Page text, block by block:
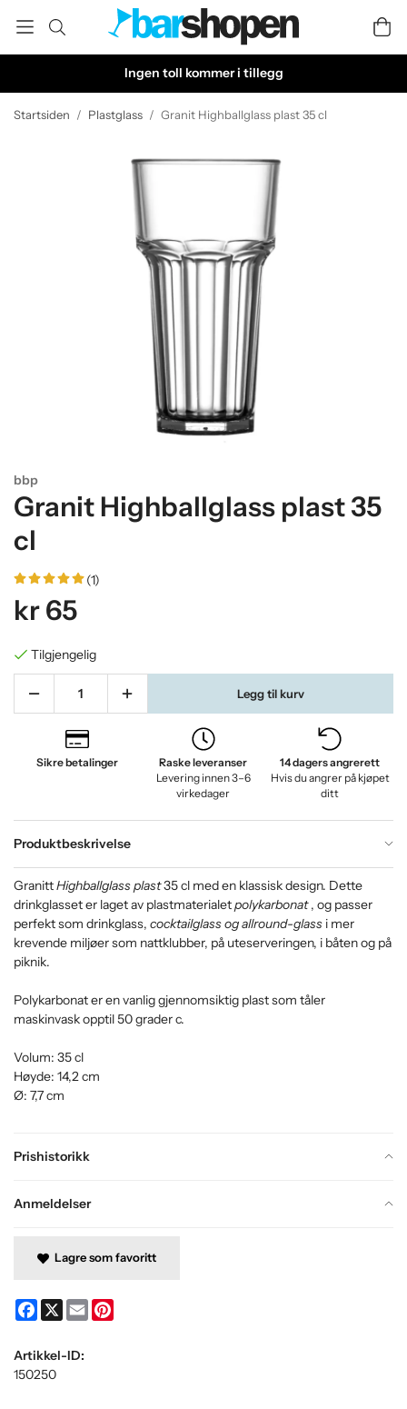
Ingen toll kommer i tillegg
Startsiden / Plastglass / Granit Highballglass plast 35 cl
bbp
Granit Highballglass plast 35
cl
(1)
kr 65
Tilgjengelig
Legg til kurv
Sikre betalinger
Raske leveranser
Levering innen 3–6
virkedager
14 dagers angrerett
Hvis du angrer på kjøpet
ditt
Produktbeskrivelse
Prishistorikk
Anmeldelser
GranittHighballglass plast35 cl med en klassisk design. Dette
drinkglasset er laget av plastmaterialetpolykarbonat, og passer
perfekt som drinkglass, cocktailglass og allround-glass i mer
krevende miljøer som nattklubber, på uteserveringen, i båten og på
piknik.
Polykarbonat er en vanlig gjennomsiktig plast som tåler
maskinvask opptil 50 grader c.
Volum: 35 cl
Høyde: 14,2 cm
Ø: 7,7 cm
Lagre som favoritt
Facebook
X Email
Artikkel-ID:
150250